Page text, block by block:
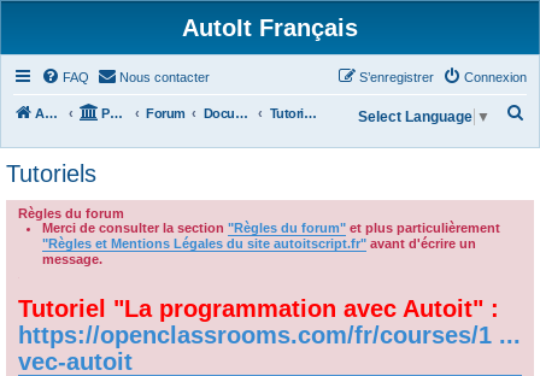
AutoIt Français
FAQ Nous contacter Connexion
S’enregistrer
Accueil Portail Forum Documentations Tutoriels
h
Select Language ▼
Tutoriels
Règles du forum
Merci de consulter la section "Règles du forum" et plus particulièrement
"Règles et Mentions Légales du site autoitscript.fr" avant d'écrire un
message.
Tutoriel "La programmation avec Autoit" :
https://openclassrooms.com/fr/courses/1 ...
vec-autoit